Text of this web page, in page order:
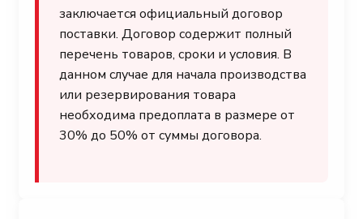
заключается официальный договор
поставки. Договор содержит полный
перечень товаров, сроки и условия. В
данном случае для начала производства
или резервирования товара
необходима предоплата в размере от
30% до 50% от суммы договора.